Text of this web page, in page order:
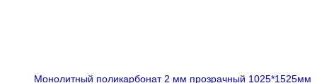
Монолитный поликарбонат 2 мм прозрачный 1025*1525мм